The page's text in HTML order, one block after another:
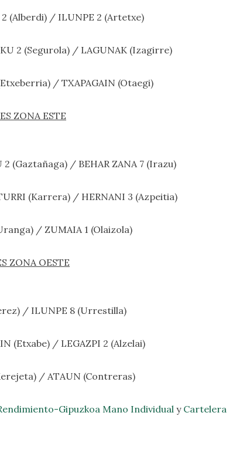
2 (Alberdi) / ILUNPE 2 (Artetxe)
2 (Segurola) / LAGUNAK (Izagirre)
/ TXAPAGAIN (Otaegi)
ZONA ESTE
2 (Gaztañaga) / BEHAR ZANA 7 (Irazu)
(Karrera) / HERNANI 3 (Azpeitia)
/ ZUMAIA 1 (Olaizola)
ZONA OESTE
/ ILUNPE 8 (Urrestilla)
(Etxabe) / LEGAZPI 2 (Alzelai)
/ ATAUN (Contreras)
Gipuzkoa Mano Individual y Cartelera